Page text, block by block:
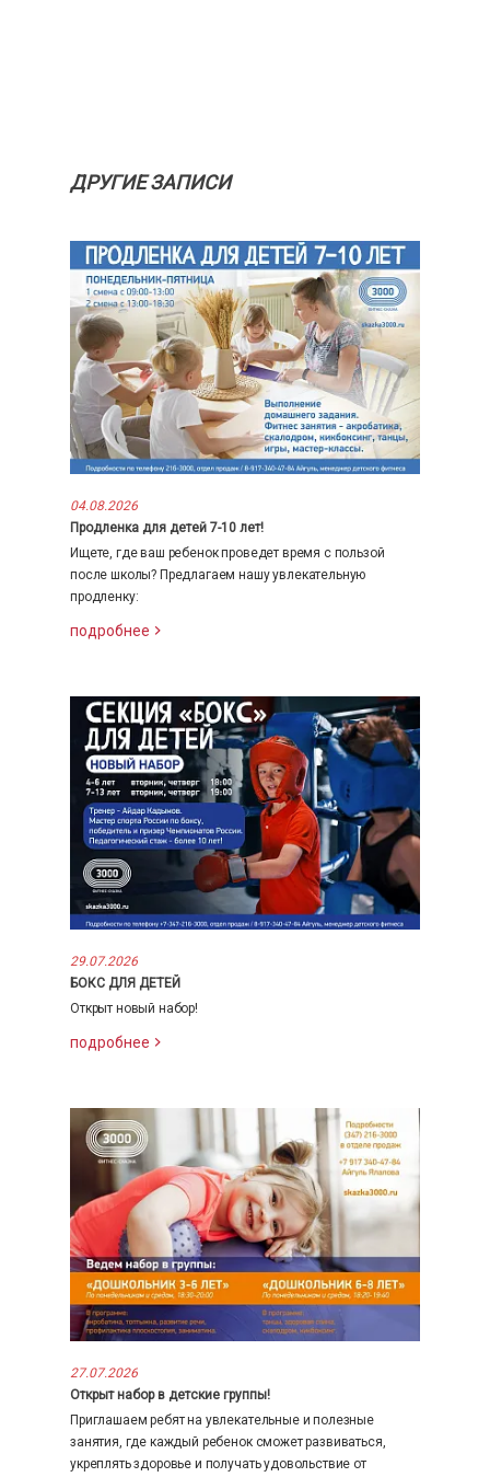
ДРУГИЕ ЗАПИСИ
04.08.2026
Продленка для детей 7-10 лет!
Ищете, где ваш ребенок проведет время с пользой
после школы? Предлагаем нашу увлекательную
продленку:
подробнее
29.07.2026
БОКС ДЛЯ ДЕТЕЙ
Открыт новый набор!
подробнее
27.07.2026
Открыт набор в детские группы!
Приглашаем ребят на увлекательные и полезные
занятия, где каждый ребенок сможет развиваться,
укреплять здоровье и получать удовольствие от